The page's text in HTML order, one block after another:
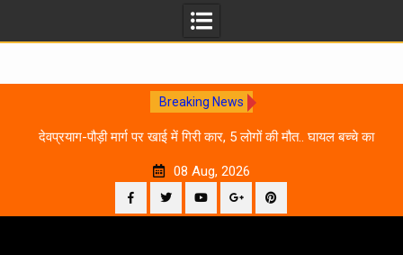
Breaking News
देवप्रयाग-पौड़ी मार्ग पर खाई में गिरी कार, 5 लोगों की मौत.. घायल बच्चे का
08 Aug, 2026